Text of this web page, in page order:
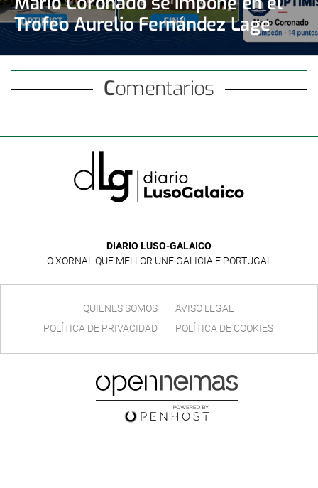
Trofeo Aurelio Fernández Lage
Comentarios
DIARIO LUSO-GALAICO
O XORNAL QUE MELLOR UNE GALICIA E PORTUGAL
QUIÉNES SOMOS
AVISO LEGAL
POLÍTICA DE PRIVACIDAD
POLÍTICA DE COOKIES